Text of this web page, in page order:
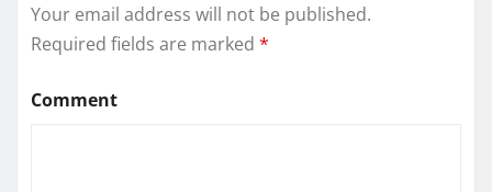
Your email address will not be published.
Required fields are marked *
Comment